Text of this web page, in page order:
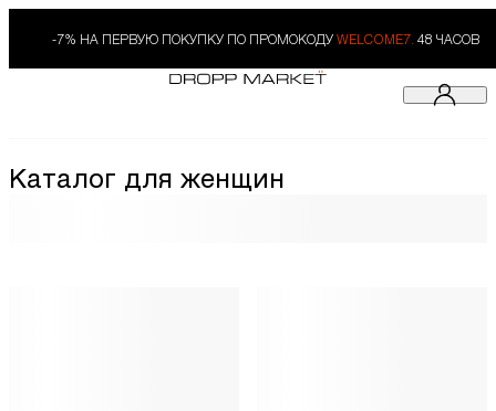
-7% НА ПЕРВУЮ ПОКУПКУ ПО ПРОМОКОДУ WELCOME7. 48 ЧАСОВ
Каталог для женщин